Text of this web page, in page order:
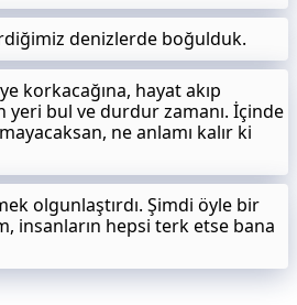
denizlerde boğulduk.
korkacağına, hayat akıp
yeri bul ve durdur zamanı. İçinde
ne anlamı kalır ki
olgunlaştırdı. Şimdi öyle bir
insanların hepsi terk etse bana